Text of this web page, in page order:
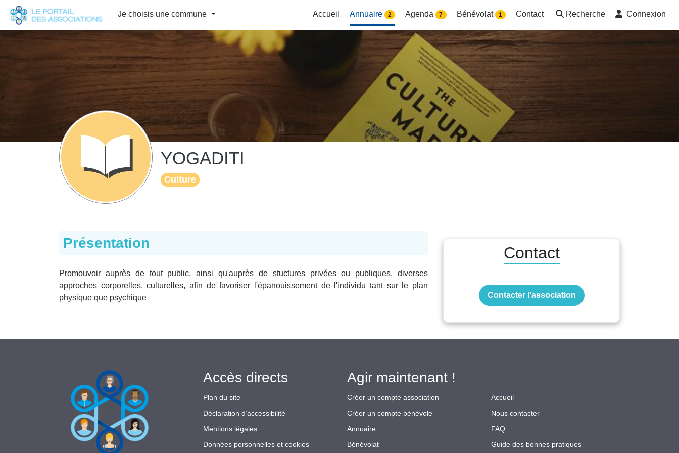
Je choisis une commune Accueil Annuaire 2 Agenda 7 Bénévolat 1 Contact Recherche Connexion
YOGADITI
Culture
Présentation
Promouvoir auprès de tout public, ainsi qu'auprès de stuctures privées ou publiques, diverses
approches corporelles, culturelles, afin de favoriser l'épanouissement de l'individu tant sur le plan
physique que psychique
Contact
Contacter l’association
Accès directs
Plan du site
Déclaration d’accessibilité
Mentions légales
Données personnelles et cookies
Agir maintenant !
Créer un compte association
Créer un compte bénévole
Annuaire
Bénévolat
Accueil
Nous contacter
FAQ
Guide des bonnes pratiques
Panneau de gestion des cookies